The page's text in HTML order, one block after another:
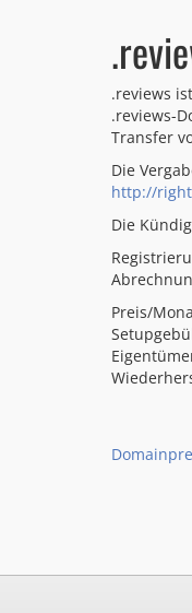
.reviews
.reviews-
Transfer
Die
http://
Die
Preis/